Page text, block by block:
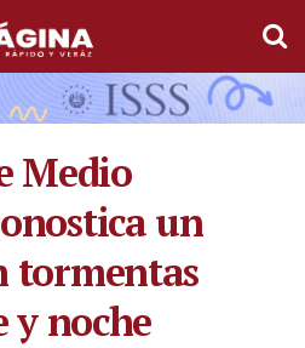
Medio
un
tormentas
y noche